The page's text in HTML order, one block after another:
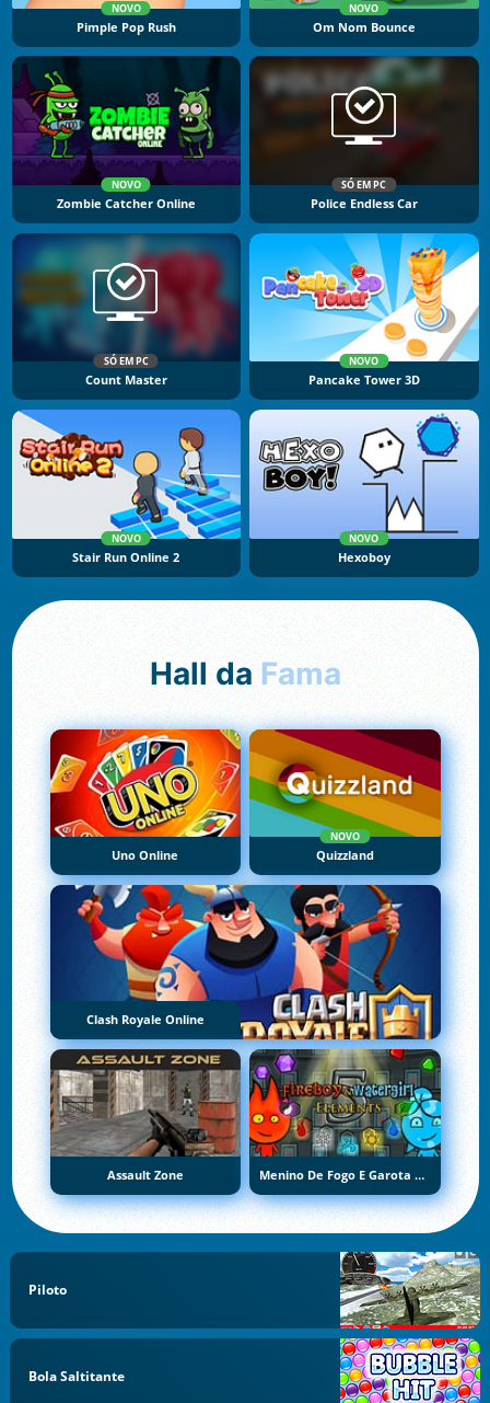
NOVO
Pimple Pop Rush
NOVO
Om Nom Bounce
NOVO
Zombie Catcher Online
SÓ EM PC
Police Endless Car
SÓ EM PC
Count Master
NOVO
Pancake Tower 3D
NOVO
Stair Run Online 2
NOVO
Hexoboy
Hall da Fama
Uno Online
NOVO
Quizzland
Clash Royale Online
Assault Zone Menino De Fogo E Garota De Água 5: Elementos
Piloto
Bola Saltitante